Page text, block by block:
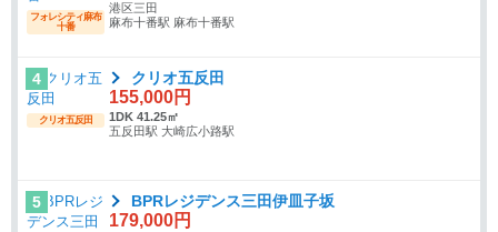
フォレシティ麻布
十番
港区三田
麻布十番駅 麻布十番駅
4
クリオ五反田
クリオ五反田
155,000円
1DK 41.25㎡
五反田駅 大崎広小路駅
5 BPRレジデンス三田伊皿子坂
179,000円